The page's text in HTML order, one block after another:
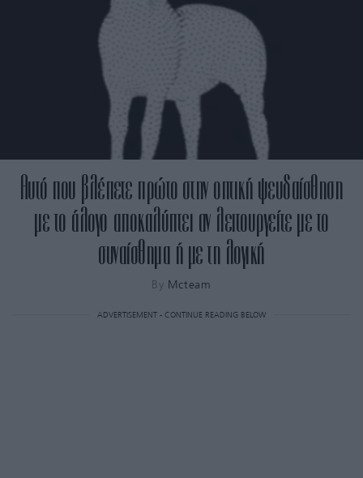
Αυτό που βλέπετε πρώτο στην οπτική ψευδαίσθηση
με το άλογο αποκαλύπτει αν λειτουργείτε με το
συναίσθημα ή με τη λογική
By Mcteam
ADVERTISEMENT - CONTINUE READING BELOW